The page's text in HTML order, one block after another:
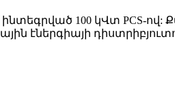
ինտեգրված 100 կՎտ PCS-
էներգիայի